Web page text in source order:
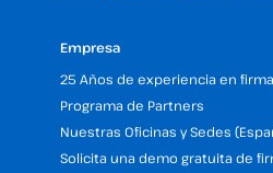
Empresa
25 Años de experiencia en
Programa de Partners
Nuestras Oficinas y Sedes
Solicita una demo gratuita de